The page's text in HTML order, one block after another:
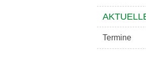
Termine